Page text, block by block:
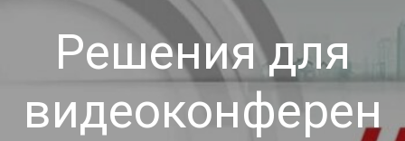
Решения для
видеоконферен